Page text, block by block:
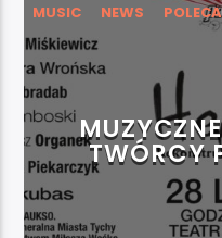
MUSIC NEWS
WYDARZENIA
TWÓRCY